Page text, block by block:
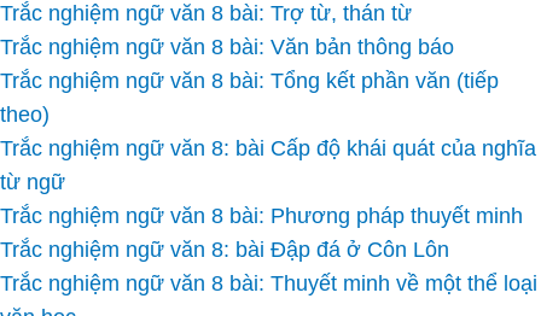
Trắc nghiệm ngữ văn 8 bài: Trợ từ, thán từ
Trắc nghiệm ngữ văn 8 bài: Văn bản thông báo
Trắc nghiệm ngữ văn 8 bài: Tổng kết phần văn (tiếp
theo)
Trắc nghiệm ngữ văn 8: bài Cấp độ khái quát của nghĩa
từ ngữ
Trắc nghiệm ngữ văn 8 bài: Phương pháp thuyết minh
Trắc nghiệm ngữ văn 8: bài Đập đá ở Côn Lôn
Trắc nghiệm ngữ văn 8 bài: Thuyết minh về một thể loại